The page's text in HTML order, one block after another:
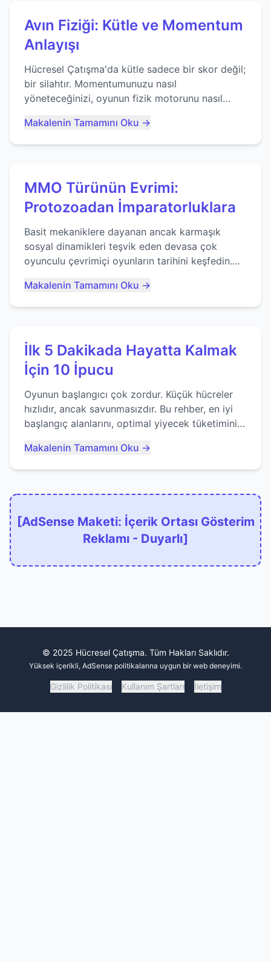
Avın Fiziği: Kütle ve Momentum
Anlayışı
Hücresel Çatışma'da kütle sadece bir skor değil;
bir silahtır. Momentumunuzu nasıl
yöneteceğinizi, oyunun fizik motorunu nasıl
ustalaşacağınızı öğrenin...
Makalenin Tamamını Oku →
MMO Türünün Evrimi:
Protozoadan İmparatorluklara
Basit mekaniklere dayanan ancak karmaşık
sosyal dinamikleri teşvik eden devasa çok
oyunculu çevrimiçi oyunların tarihini keşfedin.
Makalenin Tamamını Oku →
İlk 5 Dakikada Hayatta Kalmak
İçin 10 İpucu
Oyunun başlangıcı çok zordur. Küçük hücreler
hızlıdır, ancak savunmasızdır. Bu rehber, en iyi
başlangıç alanlarını, optimal yiyecek tüketimini
kaçınacağınızı anlatıyor...
Makalenin Tamamını Oku →
[AdSense Maketi: İçerik Ortası Gösterim
Reklamı - Duyarlı]
© 2025 Hücresel Çatışma. Tüm Hakları Saklıdır.
Yüksek içerikli, AdSense politikalarına uygun bir web deneyimi.
Gizlilik Politikası Kullanım Şartları İletişim